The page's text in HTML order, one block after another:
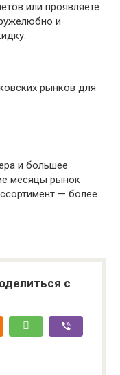
или проявляете
и
рынков для
и большее
месяцы рынок
— более
с